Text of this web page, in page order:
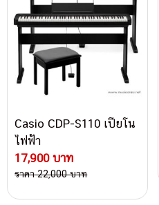
Casio CDP-S110 เปียโน
ไฟฟ้า
17,900 บาท
ราคา 22,000 บาท